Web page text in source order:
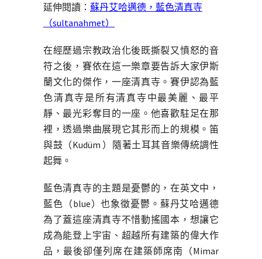
延伸閱讀： 蘇丹艾哈邁德，藍色清真寺
（sultanahmet）
在經歷過宗教政治化後既撕裂又憤怒的音
符之後，賽依在這一樂章要告訴大家伊斯
蘭文化的傑作，一座清真寺。賽伊認為藍
色清真寺是所有清真寺中最美麗、最平
靜、最光彩奪目的一座。他喜歡駐足在那
裡，透過樂曲展現它其形而上的規模。笛
與鼓（Kudüm ）隨著土耳其音樂傳統調性
起舞。
藍色清真寺的主題是憂鬱的，在英文中，
藍色（blue）也象徵憂鬱。蘇丹艾哈邁德
為了蓋這座清真寺不惜動搖國本，想讓它
成為能登上宇宙、超越所有建築的偉大作
品，最後卻僅列席在建築師席南（Mimar